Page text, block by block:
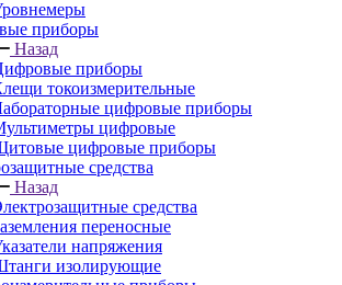
приборы
Назад
приборы
токоизмерительные
цифровые приборы
цифровые
цифровые приборы
средства
Назад
средства
переносные
напряжения
изолирующие